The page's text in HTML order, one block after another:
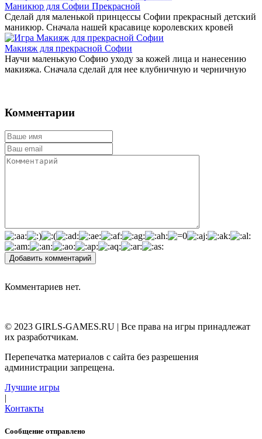
Маникюр для Софии Прекрасной
Сделай для маленькой принцессы Софии прекрасный детский
маникюр. Сначала нашей красавице королевских кровей
Макияж для прекрасной Софии
Научи маленькую Софию уходу за кожей лица и нанесению
макияжа. Сначала сделай для нее клубничную и черничную
Комментарии
Добавить комментарий
Комментариев нет.
© 2023 GIRLS-GAMES.RU | Все права на игры принадлежат
их разработчикам.
Перепечатка материалов с сайта без разрешения
администрации запрещена.
Лучшие игры
|
Контакты
Сообщение отправлено